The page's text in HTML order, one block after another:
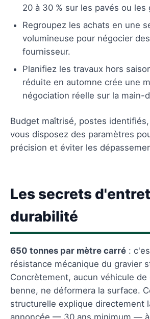
20 à 30 % sur les pavés ou les
Regroupez les achats en une
volumineuse pour négocier
fournisseur.
Planifiez les travaux hors
réduite en automne crée une
négociation réelle sur la
Budget maîtrisé, postes
vous disposez des paramètres
précision et éviter les
Les secrets
durabilité
650 tonnes par mètre carré :
résistance mécanique du gravier
Concrètement, aucun véhicule de
benne, ne déformera la surface.
structurelle explique directement
annoncée — 30 ans minimum —